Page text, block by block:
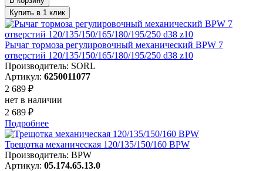
Купить в 1 клик
Рычаг тормоза регулировочный механический BPW 7
отверстий 120/135/150/165/180/195/250 d38 z10
Производитель: SORL
Артикул: 6250011077
2 689 ₽
нет в наличии
2 689 ₽
Подробнее
Трещотка механическая 120/135/150/160 BPW
Производитель: BPW
Артикул: 05.174.65.13.0